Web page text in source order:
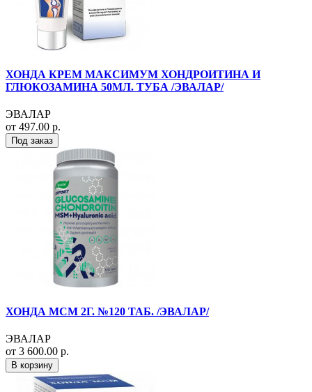
ХОНДА КРЕМ МАКСИМУМ ХОНДРОИТИНА И
ГЛЮКОЗАМИНА 50МЛ. ТУБА /ЭВАЛАР/
ЭВАЛАР
от 497.00 р.
Под заказ
ХОНДА МСМ 2Г. №120 ТАБ. /ЭВАЛАР/
ЭВАЛАР
от 3 600.00 р.
В корзину